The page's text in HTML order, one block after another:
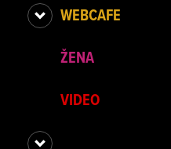
WEBCAFE
ŽENA
VIDEO